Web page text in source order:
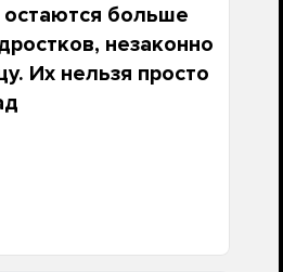
остаются больше
незаконно
Их нельзя просто